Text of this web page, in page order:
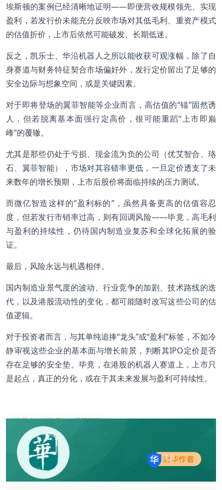
埃斯顿的案例已经清晰地证明——即便营收规模领先、实现
盈利，若发行价未能充分反映市场对其低毛利、重资产模式
的估值折价，上市后依然可能破发、长期低迷。
反之，凯乐士、华沿机器人之所以能收获可观涨幅，除了自
身赛道与财务特征契合市场偏好外，发行定价留出了足够的
安全边际与想象空间，或是关键因素。
对于即将登场的翼菲智能等企业而言，高估值的“锚”固然诱
人，但若脱离基本面强行定高价，很可能重蹈“上市即巅
峰”的覆辙。
尤其是那些仍处于亏损、现金流为负的公司（优艾智合、珞
石、翼菲智能），市场对其容错率更低，一旦定价透支了未
来数年的增长预期，上市后股价将面临持续的压力测试。
而微亿智造这样的“盈利标的”，虽然具备更高的估值容忍
度，但若发行市销率过高，则有回调风险——毕竟，高毛利
与盈利的持续性，仍待国内制造业复苏和全球化拓展的验
证。
最后，风险永远与机遇相伴。
国内制造业景气度的波动、行业竞争的加剧、技术路线的迭
代，以及港股流动性的变化，都可能随时改写这些公司的估
值逻辑。
对于投资者而言，与其单纯追捧“龙头”或“盈利”标签，不如冷
静审视这些企业的基本面与增长前景，判断其IPO定价是否
存在足够的安全垫。毕竟，在港股的机器人赛道上，上市只
是起点，真正的分化，或在于其未来发展与盈利可持续性。
#机器人 #递表 #翼菲智能
毛婷